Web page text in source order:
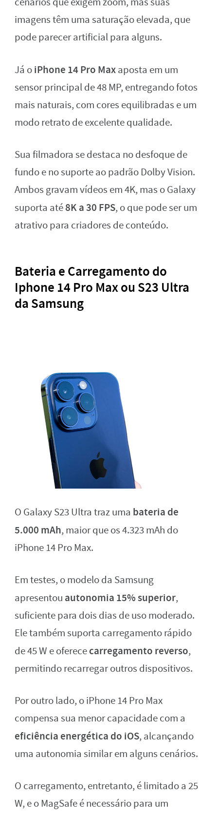
imagens têm uma saturação elevada, que
pode parecer artificial para alguns.
Já oiPhone 14 Pro Maxaposta em um
sensor principal de 48 MP, entregando fotos
mais naturais, com cores equilibradas e um
modo retrato de excelente qualidade.
Sua filmadora se destaca no desfoque de
fundo e no suporte ao padrão Dolby Vision.
Ambos gravam vídeos em 4K, mas o Galaxy
suporta até8K a 30 FPS, o que pode ser um
atrativo para criadores de conteúdo.
Bateria e Carregamento do
Iphone 14 Pro Max ou S23 Ultra
da Samsung
O Galaxy S23 Ultra traz uma bateria de
5.000 mAh, maior que os 4.323 mAh do
iPhone 14 Pro Max.
Em testes, o modelo da Samsung
apresentou autonomia 15% superior,
suficiente para dois dias de uso moderado.
Ele também suporta carregamento rápido
de 45 W e oferececarregamento reverso,
permitindo recarregar outros dispositivos.
Por outro lado, o iPhone 14 Pro Max
compensa sua menor capacidade com a
eficiência energética do iOS, alcançando
uma autonomia similar em alguns cenários.
O carregamento, entretanto, é limitado a 25
W, e o MagSafe é necessário para um